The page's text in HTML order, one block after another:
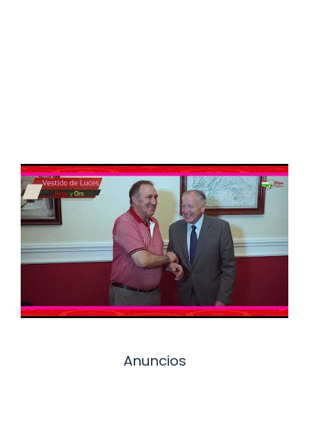
Anuncios